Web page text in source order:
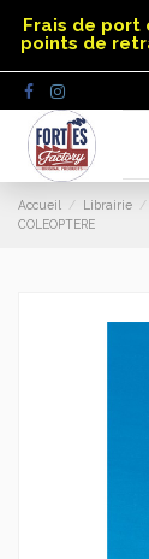
Frais de port
points de
Accueil Librairie
COLEOPTERE